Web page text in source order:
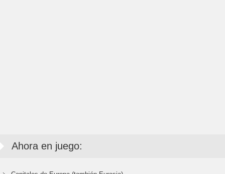
Ahora en juego: